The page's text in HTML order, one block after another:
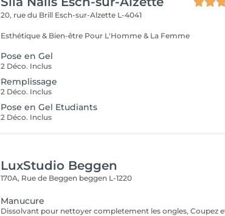
20, rue du Brill Esch-sur-Alzette L-4041
Esthétique & Bien-être Pour L'Homme & La Femme
Pose en Gel
2 Déco. Inclus
Remplissage
2 Déco. Inclus
Pose en Gel Etudiants
2 Déco. Inclus
LuxStudio Beggen
170A, Rue de Beggen beggen L-1220
Manucure